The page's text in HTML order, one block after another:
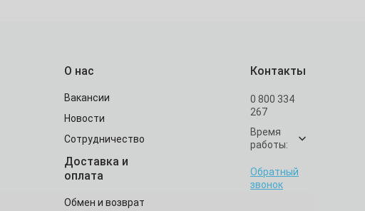
О нас
Вакансии
Новости
Сотрудничество
Доставка и
оплата
Обмен и возврат
Контакты
0 800 334
267
Время
работы:
Обратный
звонок